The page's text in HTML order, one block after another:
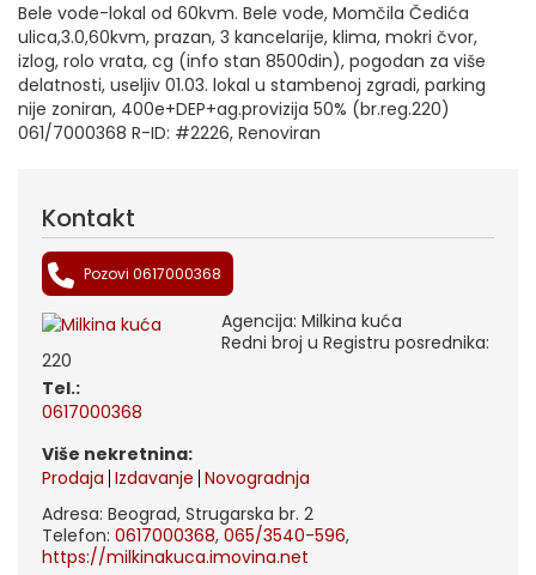
Bele vode-lokal od 60kvm. Bele vode, Momčila Čedića
ulica,3.0,60kvm, prazan, 3 kancelarije, klima, mokri čvor,
izlog, rolo vrata, cg (info stan 8500din), pogodan za više
delatnosti, useljiv 01.03. lokal u stambenoj zgradi, parking
nije zoniran, 400e+DEP+ag.provizija 50% (br.reg.220)
061/7000368 R-ID: #2226, Renoviran
Kontakt
Pozovi 0617000368
Agencija: Milkina kuća
Redni broj u Registru posrednika:
220
tel.:
0617000368
Više nekretnina:
Prodaja Izdavanje Novogradnja
Adresa: Beograd, Strugarska br. 2
Telefon: 0617000368, 065/3540-596,
https://milkinakuca.imovina.net